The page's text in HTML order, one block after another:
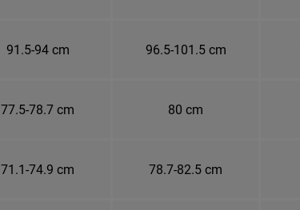
91.5-94 cm 96.5-101.5 cm
77.5-78.7 cm 80 cm
71.1-74.9 cm 78.7-82.5 cm